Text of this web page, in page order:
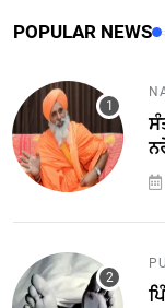
POPULAR NEWS